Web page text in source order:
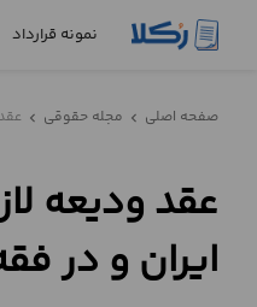
نمونه قرارداد
قرارداد
تنظیم
صفحه اصلی chevron_left مجله حقوقی chevron_left
عقد ودیعه
ایران و در